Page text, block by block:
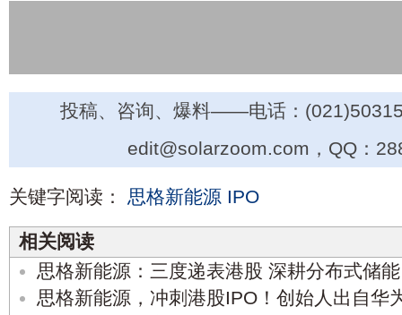
投稿、咨询、爆料——电话：
edit@solarzoom.com，QQ：
关键字阅读： 思格新能源 IPO
相关阅读
思格新能源：三度递表港股 深耕分布式储
思格新能源，冲刺港股IPO！创始人出自华